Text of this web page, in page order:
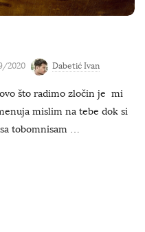
2020 Dabetić Ivan
što radimo zločin je mi
mislim na tebe dok si
tobomnisam …